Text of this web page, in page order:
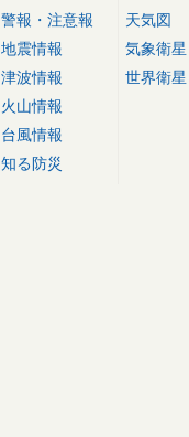
警報・注意報
地震情報
津波情報
火山情報
台風情報
知る防災
天気図
気象衛星
世界衛星